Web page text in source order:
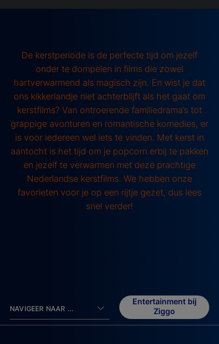
De kerstperiode is de perfecte tijd om jezelf
onder te dompelen in films die zowel
hartverwarmend als magisch zijn. En wist je dat
ons kikkerlandje niet achterblijft als het gaat om
kerstfilms? Van ontroerende familiedrama’s tot
grappige avonturen en romantische komedies, er
is voor iedereen wel iets te vinden. Met kerst in
aantocht is het tijd om je popcorn erbij te pakken
en jezelf te verwarmen met deze prachtige
Nederlandse kerstfilms. We hebben onze
favorieten voor je op een rijtje gezet, dus lees
snel verder!
NAVIGEER NAAR ...
Entertainment bij
Ziggo